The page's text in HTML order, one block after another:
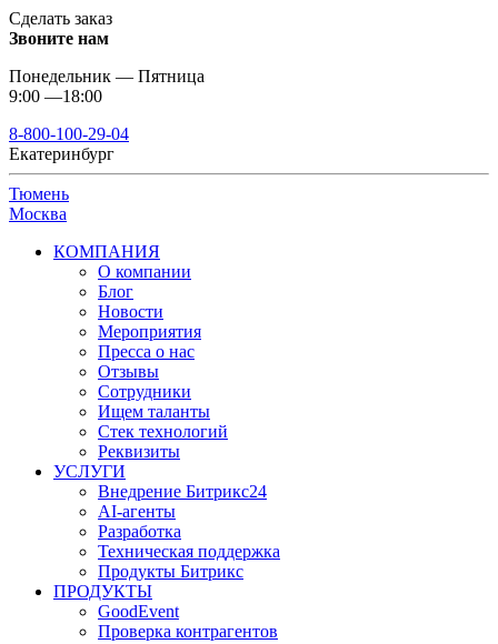
Сделать заказ
Звоните нам
Понедельник — Пятница
9:00 —18:00
8-800-100-29-04
Екатеринбург
Тюмень
Москва
КОМПАНИЯ
О компании
Блог
Новости
Мероприятия
Пресса о нас
Отзывы
Сотрудники
Ищем таланты
Стек технологий
Реквизиты
УСЛУГИ
Внедрение Битрикс24
AI-агенты
Разработка
Техническая поддержка
Продукты Битрикс
ПРОДУКТЫ
GoodEvent
Проверка контрагентов